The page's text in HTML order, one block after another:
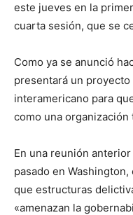
este jueves en la
cuarta sesión, que se
Como ya se anunció
presentará un
interamericano para
como una organización
En una reunión
pasado en
que estructuras
«amenazan la